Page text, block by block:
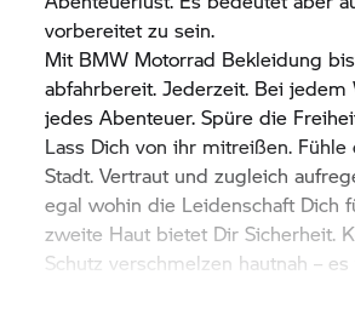
vorbereitet zu sein.
Mit BMW Motorrad Bekleidung
abfahrbereit. Jederzeit. Bei jedem
jedes Abenteuer. Spüre die
Lass Dich von ihr mitreißen.
Stadt. Vertraut und zugleich
egal wohin die Leidenschaft Dich
zweite Haut bietet Dir Sicherheit.
Schutz verschmelzen hautnah –